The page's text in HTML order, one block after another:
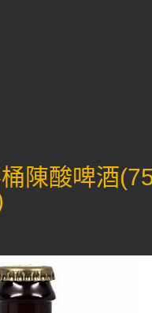
陳酸啤酒